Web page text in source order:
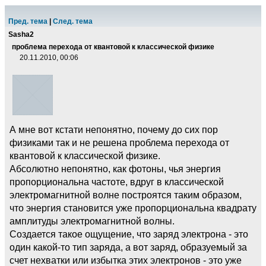
Пред. тема
След. тема
Sasha2
проблема перехода от квантовой к классической физике
20.11.2010, 00:06
А мне вот кстати непонятно, почему до сих пор
физиками так и не решена проблема перехода от
квантовой к классической физике.
Абсолютно непонятно, как фотоны, чья энергия
пропорциональна частоте, вдруг в классической
электромагнитной волне построятся таким образом,
что энергия становится уже пропорциональна квадрату
амплитуды электромагнитной волны.
Создается такое ощущение, что заряд электрона - это
один какой-то тип заряда, а вот заряд, образуемый за
счет нехватки или избытка этих электронов - это уже